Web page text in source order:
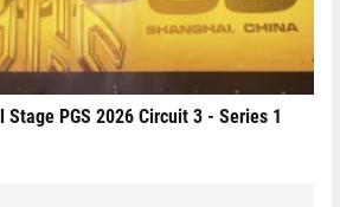
Stage PGS 2026 Circuit 3 - Series 1